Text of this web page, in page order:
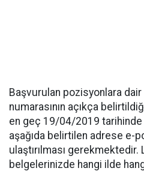
Başvurulan pozisyonlara
numarasının açıkça
en geç 19/04/2019 tarihinde
aşağıda belirtilen adrese e-
ulaştırılması
belgelerinizde hangi ilde